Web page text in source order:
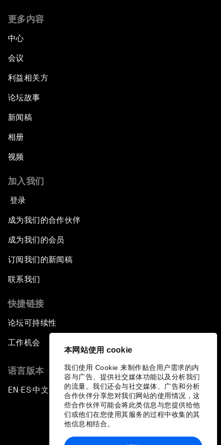
本网站使用 cookie
我们使用 Cookie 来制作贴合用户需求的内
容与广告、提供社交媒体功能以及分析我们
的流量。我们还会与社交媒体、广告和分析
合作伙伴分享您对我们网站的使用情况，这
些合作伙伴可能会将此类信息与您提供给他
们或他们在您使用其服务的过程中收集的其
他信息相结合。
更多内容
中心
会议
利益相关方
论坛故事
新闻稿
相册
视频
加入我们
登录
成为我们的合作伙伴
成为我们的会员
订阅我们的新闻稿
联系我们
快捷链接
论坛可持续性
工作机会
语言版本
EN ▪ES▪中文▪ 日本語